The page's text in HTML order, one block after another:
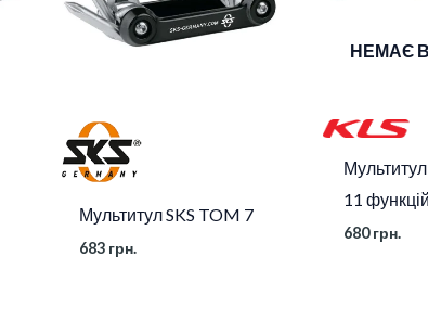
Мультитул SKS TOM 7
683 грн.
НЕМАЄ
11 функцій
680грн.